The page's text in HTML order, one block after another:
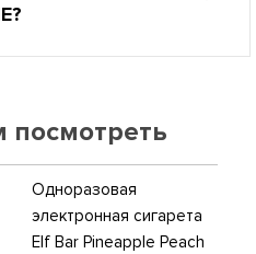
посмотреть
Одноразовая
электронная сигарета
Elf Bar Pineapple Peach